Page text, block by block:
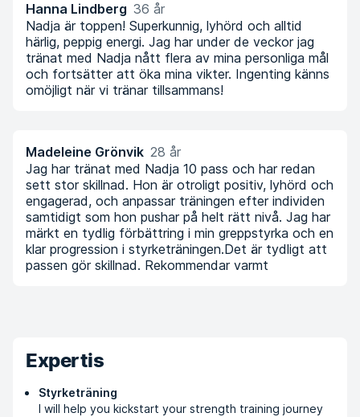
Hanna Lindberg 36 år
Nadja är toppen! Superkunnig, lyhörd och alltid
härlig, peppig energi. Jag har under de veckor jag
tränat med Nadja nått flera av mina personliga mål
och fortsätter att öka mina vikter. Ingenting känns
omöjligt när vi tränar tillsammans!
Madeleine Grönvik 28 år
Jag har tränat med Nadja 10 pass och har redan
sett stor skillnad. Hon är otroligt positiv, lyhörd och
engagerad, och anpassar träningen efter individen
samtidigt som hon pushar på helt rätt nivå. Jag har
märkt en tydlig förbättring i min greppstyrka och en
klar progression i styrketräningen.Det är tydligt att
passen gör skillnad. Rekommendar varmt
Expertis
Styrketräning
I will help you kickstart your strength training journey